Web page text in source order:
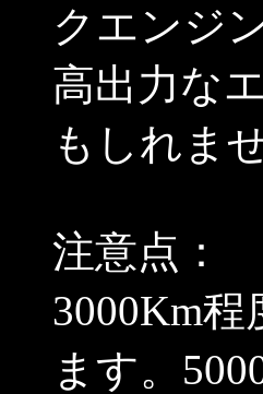
クエンジ
高出力な
もしれま
注意点：
3000Km
ます。